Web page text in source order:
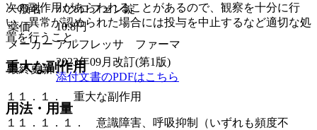
次の副作用があらわれることがあるので、観察を十分に行
い、異常が認められた場合には投与を中止するなど適切な処
置を行うこと。
重大な副作用
１１．１． 重大な副作用
１１．１．１． 意識障害、呼吸抑制（いずれも頻度不
一般名
バクロフェン錠
薬価
10.8円
メーカー アルフレッサ ファーマ
最終更新
2023年09月改訂(第1版)
添付文書のPDFはこちら
用法・用量